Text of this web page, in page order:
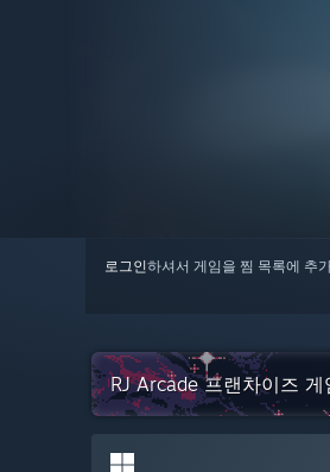
로그인하셔서 게임을 찜 목록에 추
RJ Arcade 프랜차이즈